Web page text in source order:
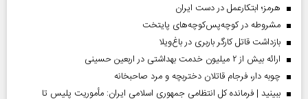
هرمز؛ ابتکارعمل در دست ایران
مشروطه در کوچه‌پس‌کوچه‌های پایتخت
بازداشت قاتل کارگر باربری در باغ‌ویلا
ارائه بیش از ۲ میلیون خدمت بهداشتی در اربعین حسینی
چوبه دار، فرجام قاتلان دختربچه و مرد صاحبخانه
ببینید | فرمانده کل انتظامی جمهوری اسلامی ایران­: مأموریت پلیس تا